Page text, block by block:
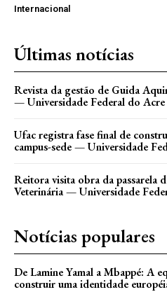
Internacional
Últimas notícias
Revista da gestão de Guida
— Universidade Federal do Acre
Ufac registra fase final de
campus-sede — Universidade
Reitora visita obra da passarela
Veterinária — Universidade
Notícias populares
De Lamine Yamal a Mbappé: A
construir uma identidade